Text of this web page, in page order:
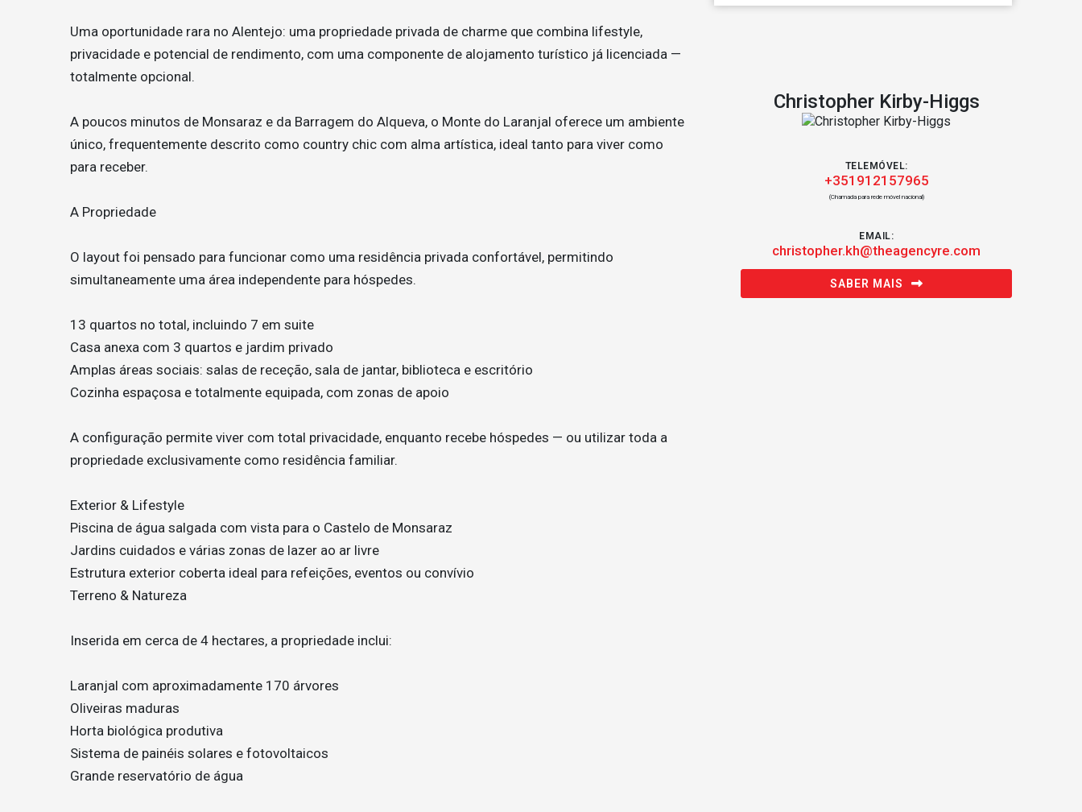
Uma oportunidade rara no Alentejo: uma propriedade privada de charme que combina lifestyle,
privacidade e potencial de rendimento, com uma componente de alojamento turístico já licenciada —
totalmente opcional.
A poucos minutos de Monsaraz e da Barragem do Alqueva, o Monte do Laranjal oferece um ambiente
único, frequentemente descrito como country chic com alma artística, ideal tanto para viver como
para receber.
A Propriedade
O layout foi pensado para funcionar como uma residência privada confortável, permitindo
simultaneamente uma área independente para hóspedes.
13 quartos no total, incluindo 7 em suite
Casa anexa com 3 quartos e jardim privado
Amplas áreas sociais: salas de receção, sala de jantar, biblioteca e escritório
Cozinha espaçosa e totalmente equipada, com zonas de apoio
A configuração permite viver com total privacidade, enquanto recebe hóspedes — ou utilizar toda a
propriedade exclusivamente como residência familiar.
Exterior & Lifestyle
Piscina de água salgada com vista para o Castelo de Monsaraz
Jardins cuidados e várias zonas de lazer ao ar livre
Estrutura exterior coberta ideal para refeições, eventos ou convívio
Terreno & Natureza
Inserida em cerca de 4 hectares, a propriedade inclui:
Laranjal com aproximadamente 170 árvores
Oliveiras maduras
Horta biológica produtiva
Sistema de painéis solares e fotovoltaicos
Grande reservatório de água
Christopher Kirby-Higgs
TELEMÓVEL:
+351912157965
(Chamada para rede móvel nacional)
EMAIL:
christopher.kh@theagencyre.com
SABER MAIS